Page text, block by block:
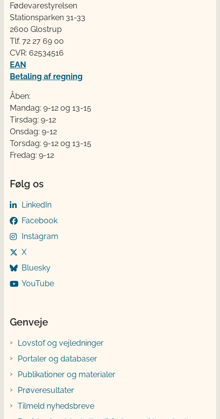
Fødevarestyrelsen
Stationsparken 31-33
2600 Glostrup
Tlf. 72 2​​​7 69 00
CVR: 62534516
EAN
Betaling af regning
Åben:
Mandag: 9-12 og 13-15
Tirsdag: 9-12
Onsdag: 9-12
Torsdag: 9-12 og 13-15
Fredag: 9-12
Følg os
LinkedIn
Facebook
Instagram
X
Bluesky
YouTube
Genveje
Lovstof og vejledninger
Portaler og databaser
Publikationer og materialer
Prøveresultater
Tilmeld nyhedsbreve